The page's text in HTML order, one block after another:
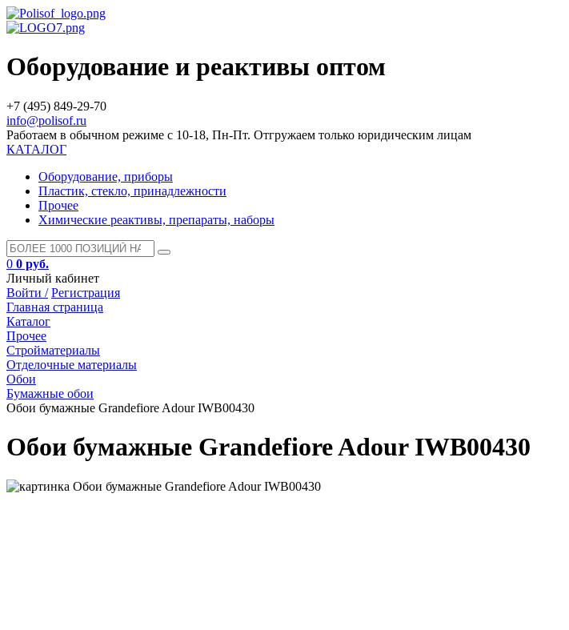
Оборудование и реактивы оптом
+7 (495) 849-29-70
info@polisof.ru
Работаем в обычном режиме с 10-18, Пн-Пт. Отгружаем только юридическим лицам
КАТАЛОГ
Оборудование, приборы
Пластик, стекло, принадлежности
Прочее
Химические реактивы, препараты, наборы
0 0 руб.
Личный кабинет
Войти / Регистрация
Главная страница
Каталог
Прочее
Стройматериалы
Отделочные материалы
Обои
Бумажные обои
Обои бумажные Grandefiore Adour IWB00430
Обои бумажные Grandefiore Adour IWB00430